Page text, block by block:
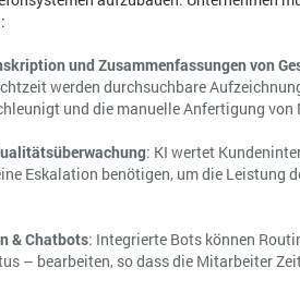
und Zusammenfassungen von
werden durchsuchbare
und die manuelle Anfertigung von
: KI wertet
Eskalation benötigen, um die Leistung
& Chatbots: Integrierte Bots können
– bearbeiten, so dass die Mitarbeiter